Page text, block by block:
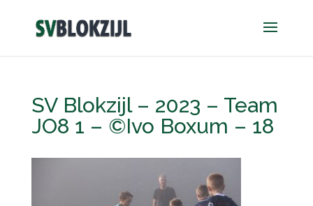
SV Blokzijl – 2023 – Team
JO8 1 – ©Ivo Boxum – 18